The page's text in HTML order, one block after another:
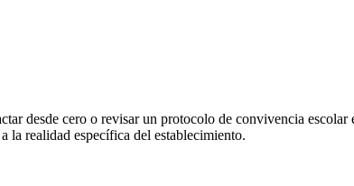
desde cero o revisar un protocolo de convivencia
la realidad específica del establecimiento.